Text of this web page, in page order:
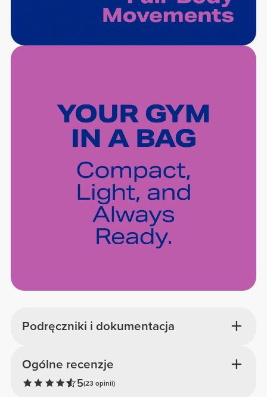
Podręczniki i dokumentacja
Ogólne recenzje
5(23 opinii)